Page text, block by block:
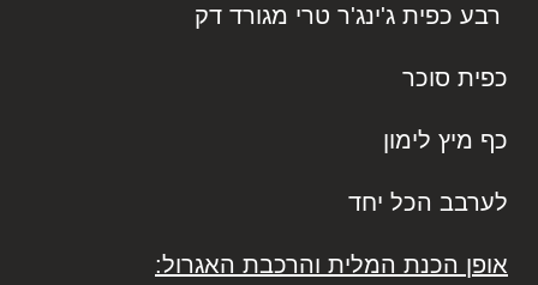
רבע כפית ג'ינג'ר טרי מגורד דק
כפית סוכר
כף מיץ לימון
לערבב הכל יחד
אופן הכנת המלית והרכבת האגרול: